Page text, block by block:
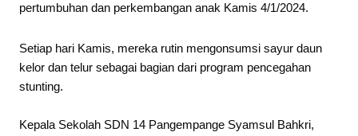
pertumbuhan dan perkembangan anak Kamis 4/1/2024.
Setiap hari Kamis, mereka rutin mengonsumsi sayur daun
kelor dan telur sebagai bagian dari program pencegahan
stunting.
Kepala Sekolah SDN 14 Pangempange Syamsul Bahkri,